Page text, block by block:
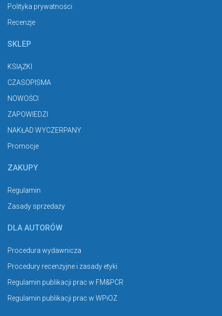
Polityka prywatności
Recenzje
SKLEP
KSIĄŻKI
CZASOPISMA
NOWOŚCI
ZAPOWIEDZI
NAKŁAD WYCZERPANY
Promocje
ZAKUPY
Regulamin
Zasady sprzedaży
DLA AUTORÓW
Procedura wydawnicza
Procedury recenzyjne i zasady etyki
Regulamin publikacji prac w FM&PCR
Regulamin publikacji prac w WPiOZ